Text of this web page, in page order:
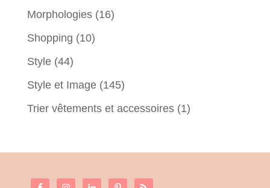
Morphologies(16)
Shopping (10)
Style(44)
Style et Image(145)
Trier vêtements et accessoires(1)